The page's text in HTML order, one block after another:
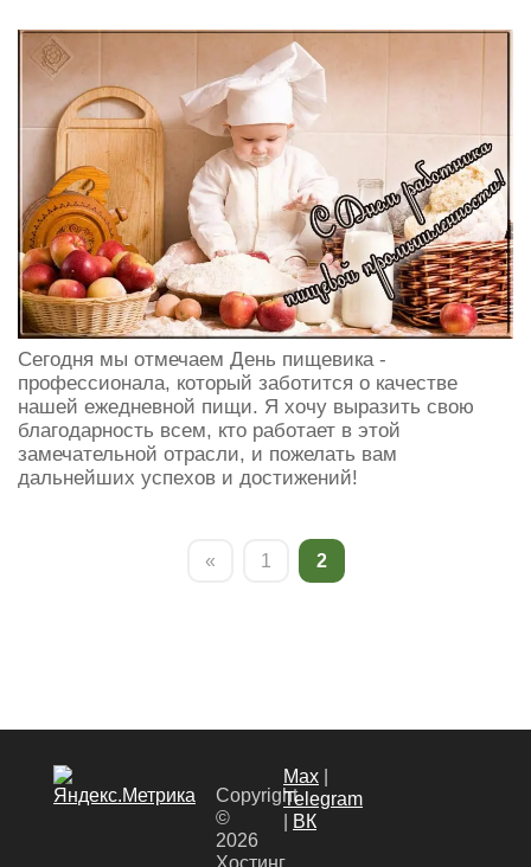
Сегодня мы отмечаем День пищевика -
профессионала, который заботится о качестве
нашей ежедневной пищи. Я хочу выразить свою
благодарность всем, кто работает в этой
замечательной отрасли, и пожелать вам
дальнейших успехов и достижений!
« 1 2
Copyright
©
2026
Хостинг
Max
Теlegram
ВК